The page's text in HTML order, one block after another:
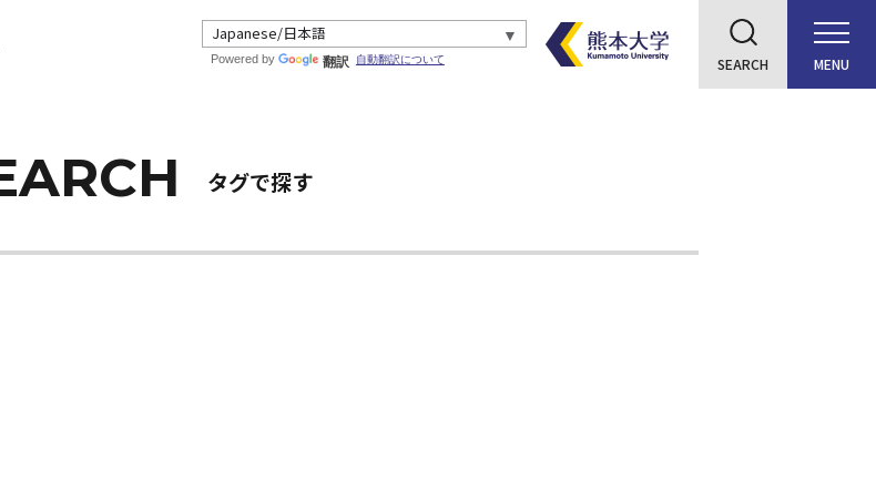
Powered by 翻訳 自動翻訳について SEARCH
タグで探す
MENU